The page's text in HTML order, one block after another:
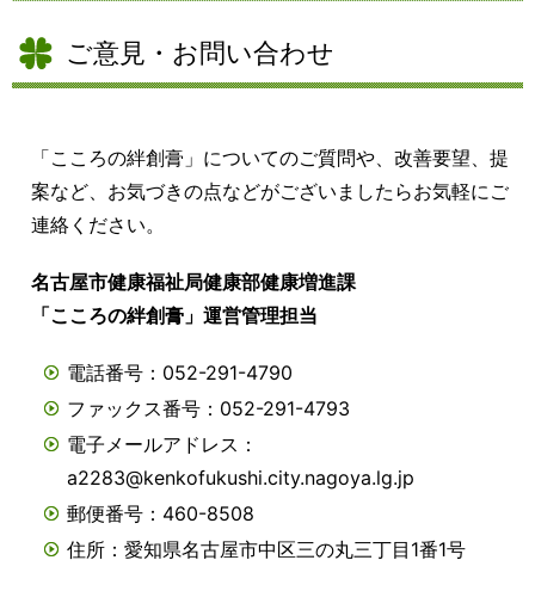
ご意見・お問い合わせ
「こころの絆創膏」についてのご質問や、改善要望、提
案など、お気づきの点などがございましたらお気軽にご
連絡ください。
名古屋市健康福祉局健康部健康増進課
「こころの絆創膏」運営管理担当
電話番号：052-291-4790
ファックス番号：052-291-4793
電子メールアドレス：
a2283@kenkofukushi.city.nagoya.lg.jp
郵便番号：460-8508
住所：愛知県名古屋市中区三の丸三丁目1番1号